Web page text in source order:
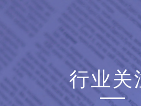
行业关